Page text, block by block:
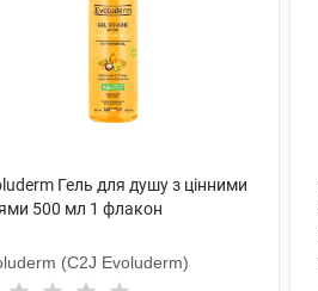
Гель для душу з цінними
500 мл 1 флакон
(C2J Evoluderm)